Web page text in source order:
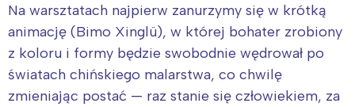
Na warsztatach najpierw zanurzymy się w krótką
animację (Bimo Xinglü), w której bohater zrobiony
z koloru i formy będzie swobodnie wędrował po
światach chińskiego malarstwa, co chwilę
zmieniając postać — raz stanie się człowiekiem, za